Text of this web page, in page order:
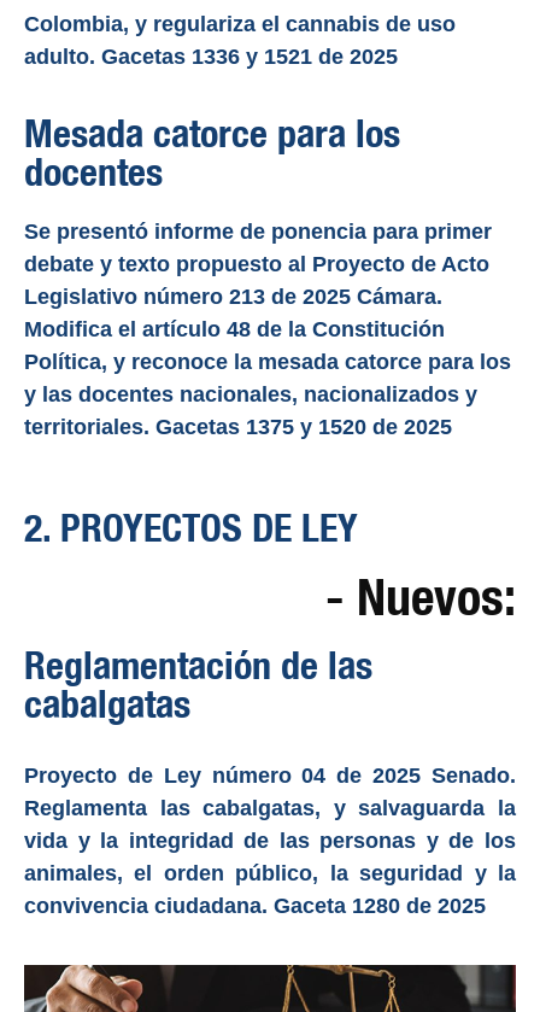
Colombia, y regulariza el cannabis de uso
adulto. Gacetas 1336 y 1521 de 2025
Mesada catorce para los
docentes
Se presentó informe de ponencia para primer
debate y texto propuesto al Proyecto de Acto
Legislativo número 213 de 2025 Cámara.
Modifica el artículo 48 de la Constitución
Política, y reconoce la mesada catorce para los
y las docentes nacionales, nacionalizados y
territoriales. Gacetas 1375 y 1520 de 2025
2. PROYECTOS DE LEY
- Nuevos:
Reglamentación de las
cabalgatas
Proyecto de Ley número 04 de 2025 Senado.
Reglamenta las cabalgatas, y salvaguarda la
vida y la integridad de las personas y de los
animales, el orden público, la seguridad y la
convivencia ciudadana. Gaceta 1280 de 2025